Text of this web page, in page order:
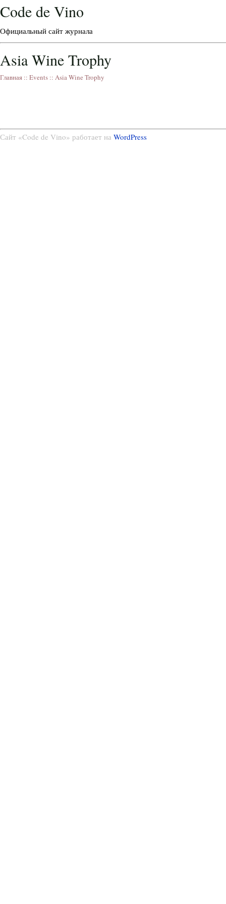
Code de Vino
Официальный сайт журнала
Asia Wine Trophy
Главная :: Events :: Asia Wine Trophy
Сайт «Code de Vino» работает на WordPress